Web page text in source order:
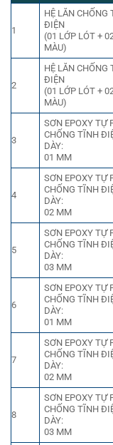
1
HỆ LĂN CHỐNG
ĐIỆN
(01 LỚP LÓT +
MÀU)
2
HỆ LĂN CHỐNG
ĐIỆN
(01 LỚP LÓT +
MÀU)
3
SƠN EPOXY TỰ
CHỐNG TĨNH
DÀY:
01 MM
4
SƠN EPOXY TỰ
CHỐNG TĨNH
DÀY:
02 MM
5
SƠN EPOXY TỰ
CHỐNG TĨNH
DÀY:
03 MM
6
SƠN EPOXY TỰ
CHỐNG TĨNH
DÀY:
01 MM
7
SƠN EPOXY TỰ
CHỐNG TĨNH
DÀY:
02 MM
8
SƠN EPOXY TỰ
CHỐNG TĨNH
DÀY:
03 MM